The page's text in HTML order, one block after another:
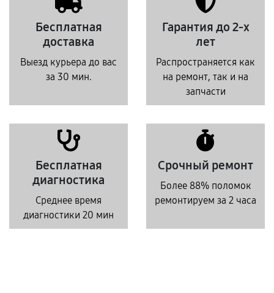
Бесплатная
доставка
Выезд курьера до вас
за 30 мин.
Гарантия до 2-х
лет
Распространяется как
на ремонт, так и на
запчасти
Бесплатная
диагностика
Среднее время
диагностики 20 мин
Срочный ремонт
Более 88% поломок
ремонтируем за 2 часа